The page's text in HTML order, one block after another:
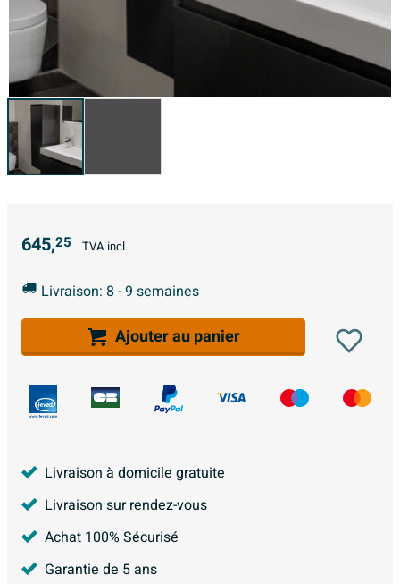
645,25 TVA incl.
Livraison: 8 - 9 semaines
Ajouter au panier
Livraison à domicile gratuite
Livraison sur rendez-vous
Achat 100% Sécurisé
Garantie de 5 ans